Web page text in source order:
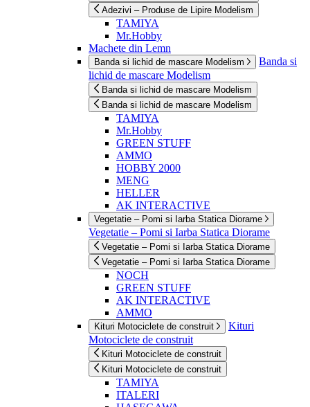
Adezivi – Produse de Lipire Modelism
TAMIYA
Mr.Hobby
Machete din Lemn
Banda si lichid de mascare Modelism
Banda si
lichid de mascare Modelism
Banda si lichid de mascare Modelism
Banda si lichid de mascare Modelism
TAMIYA
Mr.Hobby
GREEN STUFF
AMMO
HOBBY 2000
MENG
HELLER
AK INTERACTIVE
Vegetatie – Pomi si Iarba Statica Diorame
Vegetatie – Pomi si Iarba Statica Diorame
Vegetatie – Pomi si Iarba Statica Diorame
Vegetatie – Pomi si Iarba Statica Diorame
NOCH
GREEN STUFF
AK INTERACTIVE
AMMO
Kituri Motociclete de construit
Kituri
Motociclete de construit
Kituri Motociclete de construit
Kituri Motociclete de construit
TAMIYA
ITALERI